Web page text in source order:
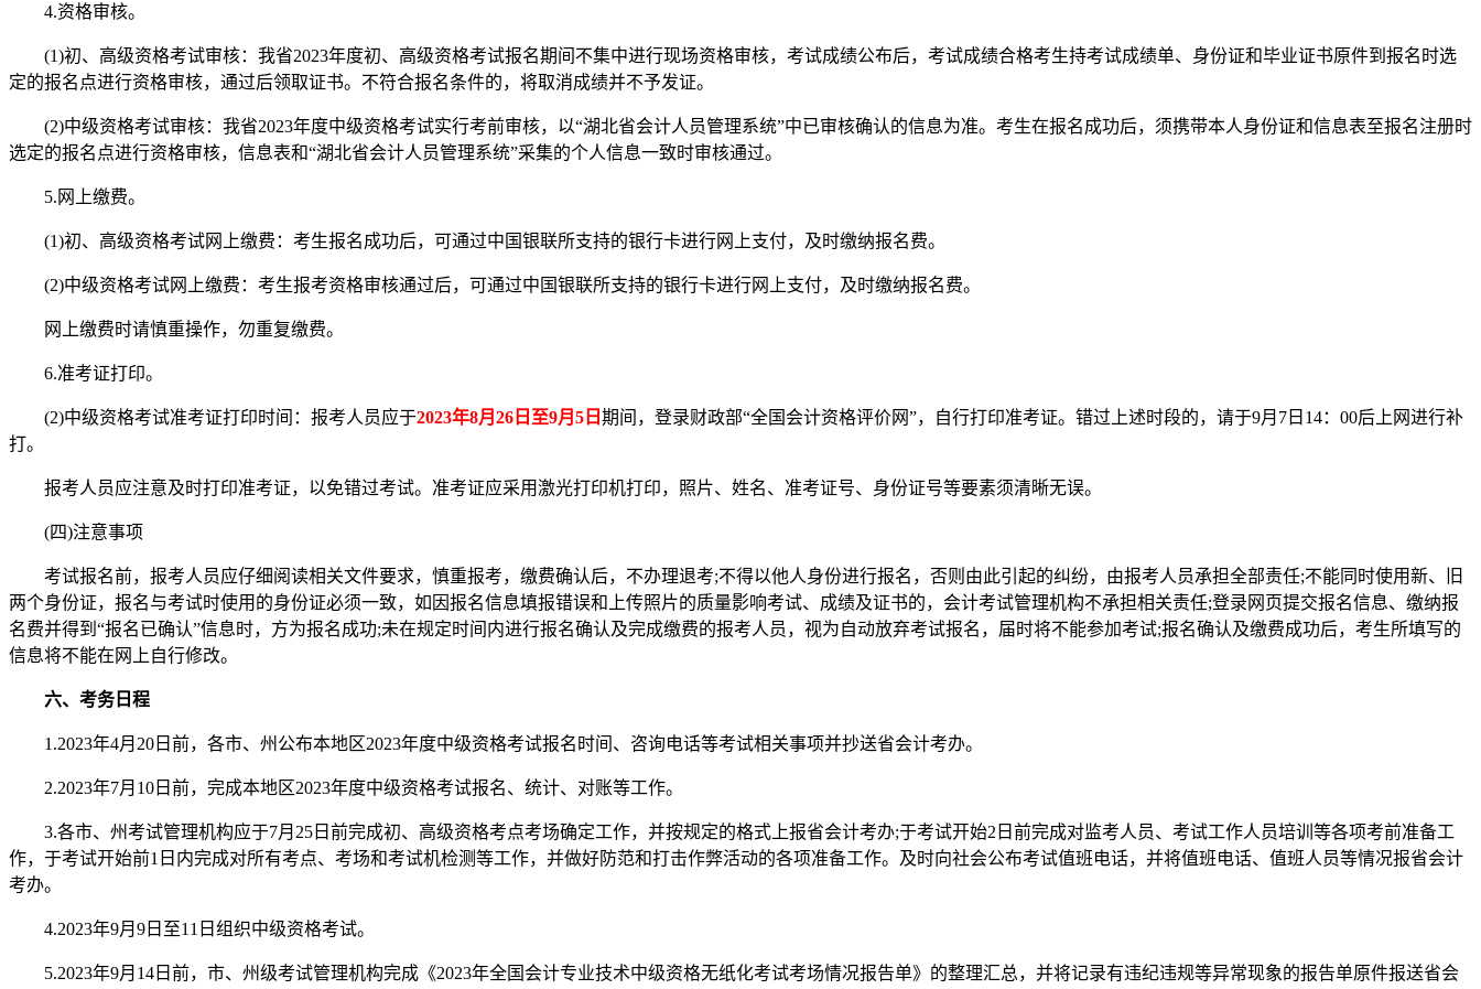
4.资格审核。
(1)初、高级资格考试审核：我省2023年度初、高级资格考试报名期间不集中进行现场资格审核，考试成绩公布后，考试成绩合格考生持考试成绩单、身份证和毕业证书原件到报名时选
定的报名点进行资格审核，通过后领取证书。不符合报名条件的，将取消成绩并不予发证。
(2)中级资格考试审核：我省2023年度中级资格考试实行考前审核，以“湖北省会计人员管理系统”中已审核确认的信息为准。考生在报名成功后，须携带本人身份证和信息表至报名注册时
选定的报名点进行资格审核，信息表和“湖北省会计人员管理系统”采集的个人信息一致时审核通过。
5.网上缴费。
(1)初、高级资格考试网上缴费：考生报名成功后，可通过中国银联所支持的银行卡进行网上支付，及时缴纳报名费。
(2)中级资格考试网上缴费：考生报考资格审核通过后，可通过中国银联所支持的银行卡进行网上支付，及时缴纳报名费。
网上缴费时请慎重操作，勿重复缴费。
6.准考证打印。
(2)中级资格考试准考证打印时间：报考人员应于2023年8月26日至9月5日 期间，登录财政部“全国会计资格评价网”，自行打印准考证。错过上述时段的，请于9月7日14：00后上网进行补
打。
报考人员应注意及时打印准考证，以免错过考试。准考证应采用激光打印机打印，照片、姓名、准考证号、身份证号等要素须清晰无误。
(四)注意事项
考试报名前，报考人员应仔细阅读相关文件要求，慎重报考，缴费确认后，不办理退考;不得以他人身份进行报名，否则由此引起的纠纷，由报考人员承担全部责任;不能同时使用新、旧
两个身份证，报名与考试时使用的身份证必须一致，如因报名信息填报错误和上传照片的质量影响考试、成绩及证书的，会计考试管理机构不承担相关责任;登录网页提交报名信息、缴纳报
名费并得到“报名已确认”信息时，方为报名成功;未在规定时间内进行报名确认及完成缴费的报考人员，视为自动放弃考试报名，届时将不能参加考试;报名确认及缴费成功后，考生所填写的
信息将不能在网上自行修改。
六、考务日程
1.2023年4月20日前，各市、州公布本地区2023年度中级资格考试报名时间、咨询电话等考试相关事项并抄送省会计考办。
2.2023年7月10日前，完成本地区2023年度中级资格考试报名、统计、对账等工作。
3.各市、州考试管理机构应于7月25日前完成初、高级资格考点考场确定工作，并按规定的格式上报省会计考办;于考试开始2日前完成对监考人员、考试工作人员培训等各项考前准备工
作，于考试开始前1日内完成对所有考点、考场和考试机检测等工作，并做好防范和打击作弊活动的各项准备工作。及时向社会公布考试值班电话，并将值班电话、值班人员等情况报省会计
考办。
4.2023年9月9日至11日组织中级资格考试。
5.2023年9月14日前，市、州级考试管理机构完成《2023年全国会计专业技术中级资格无纸化考试考场情况报告单》的整理汇总，并将记录有违纪违规等异常现象的报告单原件报送省会